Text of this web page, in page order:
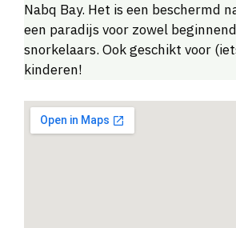
Nabq Bay. Het is een beschermd
een paradijs voor zowel
snorkelaars. Ook geschikt voor
kinderen!